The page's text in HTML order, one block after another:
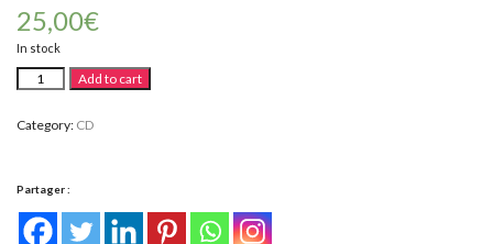
25,00€
In stock
L'essentiel
live
Pierre
CDs)
Add to cart
Category: CD
Partager :